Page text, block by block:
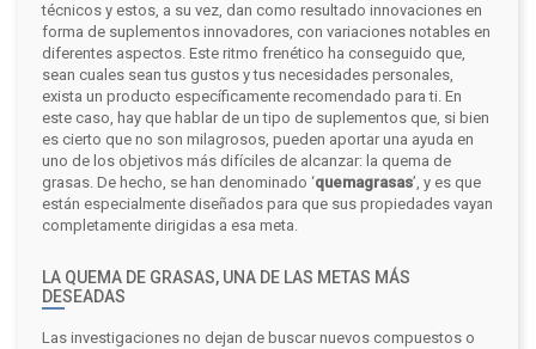
técnicos y estos, a su vez, dan como resultado innovaciones en
forma de suplementos innovadores, con variaciones notables en
diferentes aspectos. Este ritmo frenético ha conseguido que,
sean cuales sean tus gustos y tus necesidades personales,
exista un producto específicamente recomendado para ti. En
este caso, hay que hablar de un tipo de suplementos que, si bien
es cierto que no son milagrosos, pueden aportar una ayuda en
uno de los objetivos más difíciles de alcanzar: la quema de
grasas. De hecho, se han denominado ‘quemagrasas’, y es que
están especialmente diseñados para que sus propiedades vayan
completamente dirigidas a esa meta.
LA QUEMA DE GRASAS, UNA DE LAS METAS MÁS
DESEADAS
Las investigaciones no dejan de buscar nuevos compuestos o